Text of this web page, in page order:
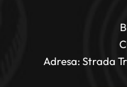
Adresa: Strada